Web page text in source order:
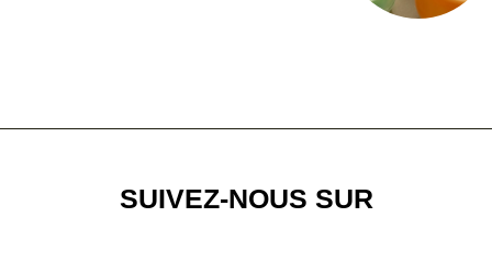
SUIVEZ-NOUS SUR